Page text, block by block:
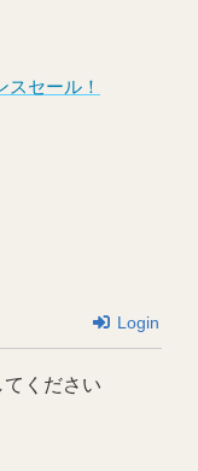
セール！
Login
ください